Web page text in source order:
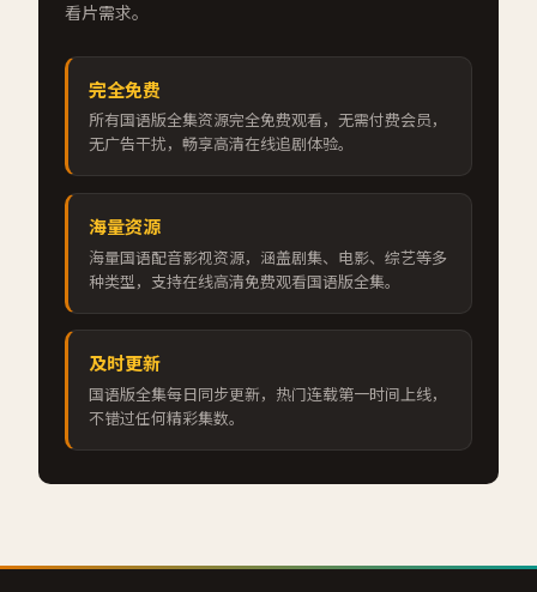
看片需求。
完全免费
所有国语版全集资源完全免费观看，无需付费会员，
无广告干扰，畅享高清在线追剧体验。
海量资源
海量国语配音影视资源，涵盖剧集、电影、综艺等多
种类型，支持在线高清免费观看国语版全集。
及时更新
国语版全集每日同步更新，热门连载第一时间上线，
不错过任何精彩集数。